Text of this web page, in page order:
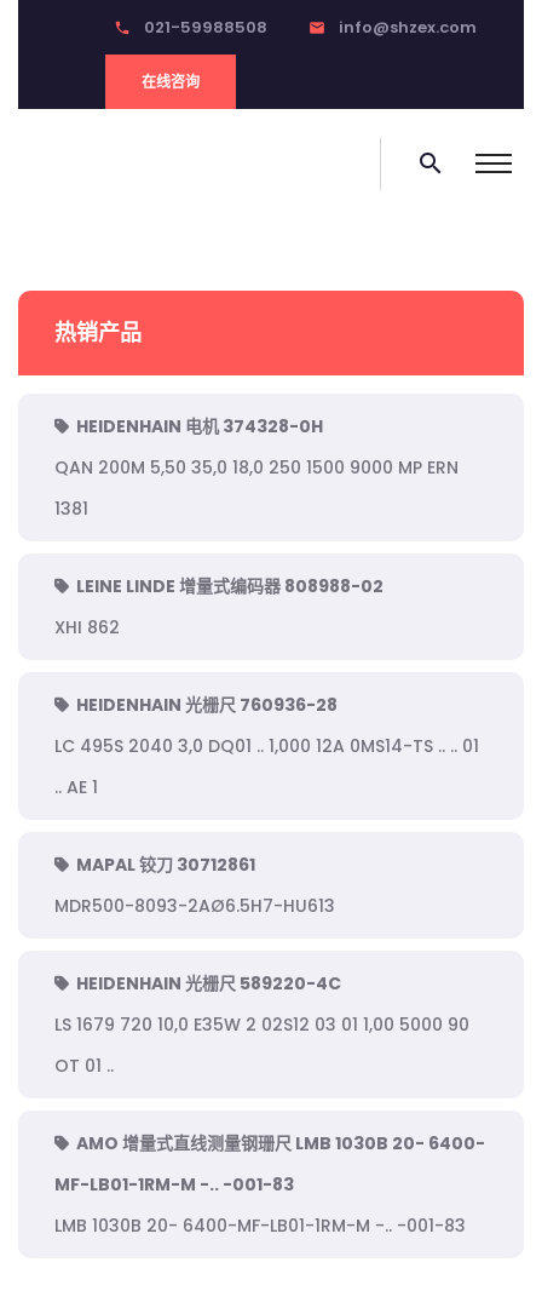
phone 021-59988508 email info@shzex.com
在线咨询
search
热销产品
HEIDENHAIN 电机 374328-0H
QAN 200M 5,50 35,0 18,0 250 1500 9000 MP ERN
1381
LEINE LINDE 增量式编码器 808988-02
XHI 862
HEIDENHAIN 光栅尺 760936-28
LC 495S 2040 3,0 DQ01 .. 1,000 12A 0MS14-TS .. .. 01
.. AE 1
MAPAL 铰刀 30712861
MDR500-8093-2AØ6.5H7-HU613
HEIDENHAIN 光栅尺 589220-4C
LS 1679 720 10,0 E35W 2 02S12 03 01 1,00 5000 90
OT 01 ..
AMO 增量式直线测量钢珊尺 LMB 1030B 20- 6400-
MF-LB01-1RM-M -.. -001-83
LMB 1030B 20- 6400-MF-LB01-1RM-M -.. -001-83